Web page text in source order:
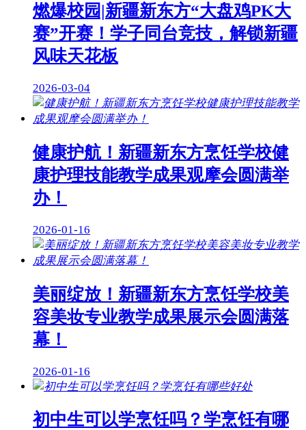
燃爆校园|新疆新东方“大盘鸡PK大
赛”开赛！学子同台竞技，解锁新疆
风味天花板
2026-03-04
健康护航！新疆新东方烹饪学校健
康护理技能教学成果观摩会圆满举
办！
2026-01-16
美丽绽放！新疆新东方烹饪学校美
容美妆专业教学成果展示会圆满落
幕！
2026-01-16
初中生可以学烹饪吗？学烹饪有哪